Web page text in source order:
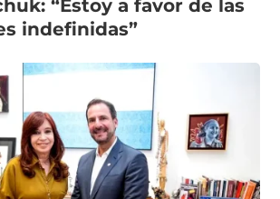
“Estoy a favor de las
indefinidas”